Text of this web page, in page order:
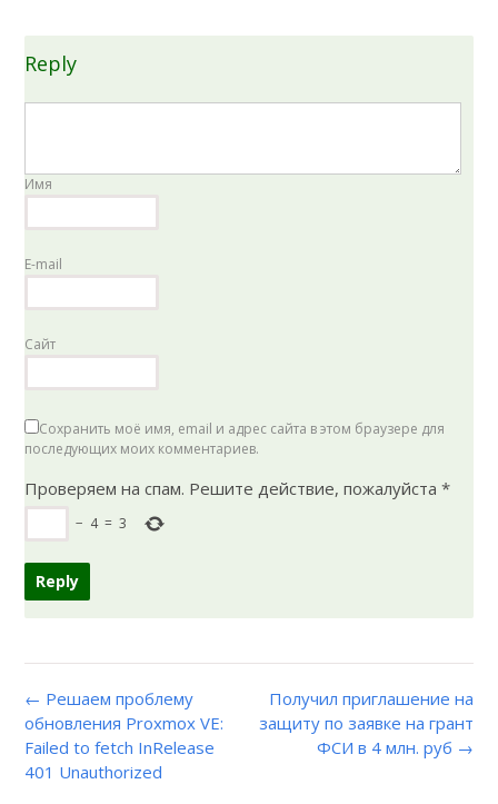
Reply
Имя
E-mail
Сайт
Сохранить моё имя, email и адрес сайта в этом браузере для
последующих моих комментариев.
Проверяем на спам. Решите действие, пожалуйста *
− 4 = 3
← Решаем проблему
обновления Proxmox VE:
Failed to fetch InRelease
401 Unauthorized
Получил приглашение на
защиту по заявке на грант
ФСИ в 4 млн. руб →